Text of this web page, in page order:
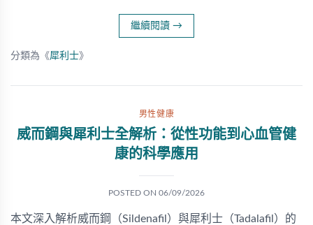
繼續閱讀 →
分類為《犀利士》
男性健康
威而鋼與犀利士全解析：從性功能到心血管健
康的科學應用
POSTED ON 06/09/2026
本文深入解析威而鋼（Sildenafil）與犀利士（Tadalafil）的